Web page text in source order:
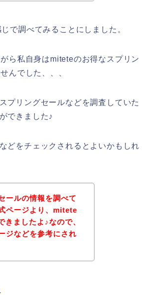
で調べてみることにしました。
ら私自身はmiteteのお得なスプリン
んでした、、、
プリングセールなどを調査していた
できました♪
どをチェックされるとよいかもしれ
ールの情報を調べて
ページより、mitete
ましたよ♪なので、
ジなどを参考にされ